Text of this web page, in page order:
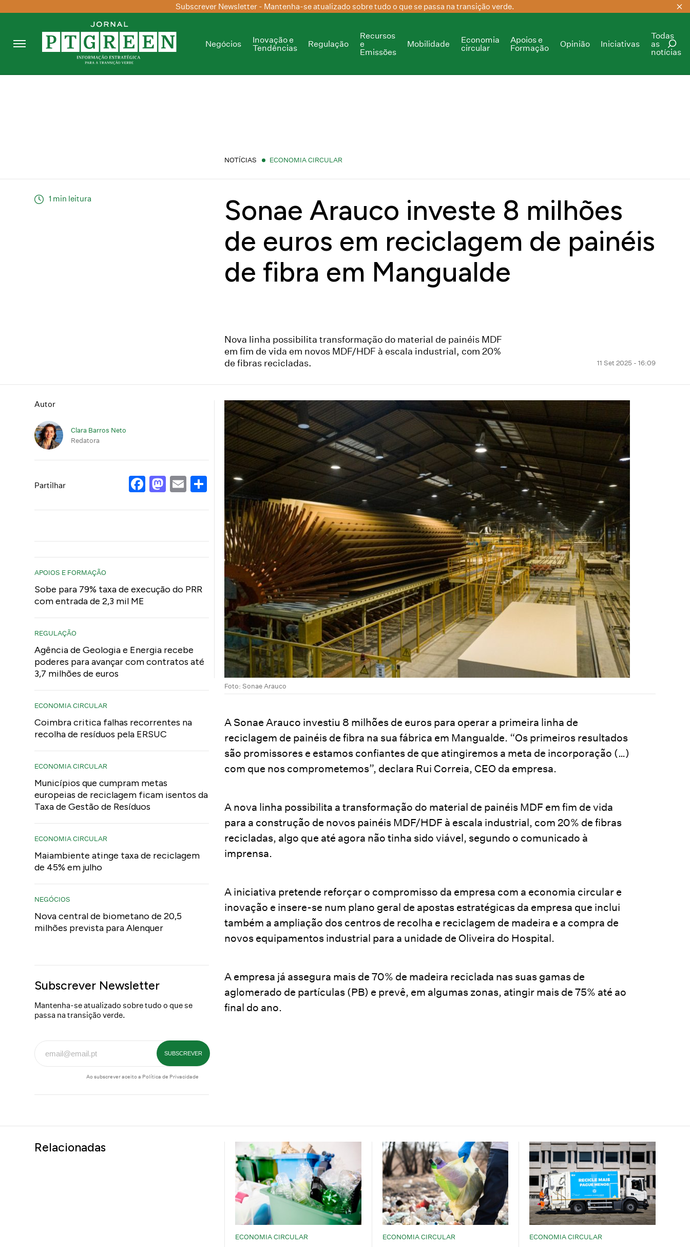
Subscrever Newsletter - Mantenha-se atualizado sobre tudo o que se passa na transição verde.
Negócios
Inovação e
Tendências
Regulação
Recursos
e
Emissões
Mobilidade
Economia
circular
Apoios e
Formação
Opinião Iniciativas
Todas
as
notícias
NOTÍCIAS ECONOMIA CIRCULAR
1 min leitura
Sonae Arauco investe 8 milhões
de euros em reciclagem de painéis
de fibra em Mangualde
Nova linha possibilita transformação do material de painéis MDF
em fim de vida em novos MDF/HDF à escala industrial, com 20%
de fibras recicladas.
11 Set 2025 - 16:09
Autor
Clara Barros Neto
Redatora
Partilhar Facebook
Mastodon
EmailShare
APOIOS E FORMAÇÃO
Sobe para 79% taxa de execução do PRR
com entrada de 2,3 mil ME
REGULAÇÃO
Agência de Geologia e Energia recebe
poderes para avançar com contratos até
3,7 milhões de euros
ECONOMIA CIRCULAR
Coimbra critica falhas recorrentes na
recolha de resíduos pela ERSUC
ECONOMIA CIRCULAR
Municípios que cumpram metas
europeias de reciclagem ficam isentos da
Taxa de Gestão de Resíduos
ECONOMIA CIRCULAR
Maiambiente atinge taxa de reciclagem
de 45% em julho
NEGÓCIOS
Nova central de biometano de 20,5
milhões prevista para Alenquer
Subscrever Newsletter
Mantenha-se atualizado sobre tudo o que se
passa na transição verde.
Ao subscrever aceito a Política de Privacidade
Foto: Sonae Arauco
A Sonae Arauco investiu 8 milhões de euros para operar a primeira linha de
reciclagem de painéis de fibra na sua fábrica em Mangualde. “Os primeiros resultados
são promissores e estamos confiantes de que atingiremos a meta de incorporação (…)
com que nos comprometemos”, declara Rui Correia, CEO da empresa.
A nova linha possibilita a transformação do material de painéis MDF em fim de vida
para a construção de novos painéis MDF/HDF à escala industrial, com 20% de fibras
recicladas, algo que até agora não tinha sido viável, segundo o comunicado à
imprensa.
A iniciativa pretende reforçar o compromisso da empresa com a economia circular e
inovação e insere-se num plano geral de apostas estratégicas da empresa que inclui
também a ampliação dos centros de recolha e reciclagem de madeira e a compra de
novos equipamentos industrial para a unidade de Oliveira do Hospital.
A empresa já assegura mais de 70% de madeira reciclada nas suas gamas de
aglomerado de partículas (PB) e prevê, em algumas zonas, atingir mais de 75% até ao
final do ano.
Relacionadas
ECONOMIA CIRCULAR ECONOMIA CIRCULAR ECONOMIA CIRCULAR